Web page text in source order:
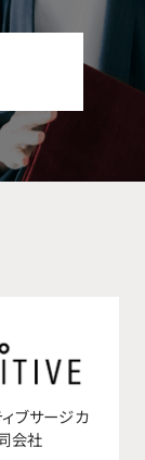
ポート
極的
機会を
会を見
知識だ
技術
ンサル
ている手
で成果
続きな
ブサージカ
会社